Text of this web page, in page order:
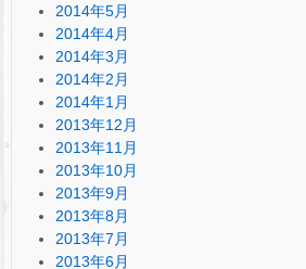
2014年5月
2014年4月
2014年3月
2014年2月
2014年1月
2013年12月
2013年11月
2013年10月
2013年9月
2013年8月
2013年7月
2013年6月